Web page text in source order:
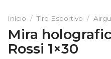
Início / Tiro Esportivo /
Mira
Rossi 1×30